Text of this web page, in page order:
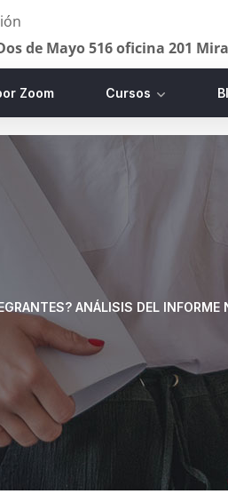
de Mayo 516 oficina 201
Zoom Cursos
ANÁLISIS DEL